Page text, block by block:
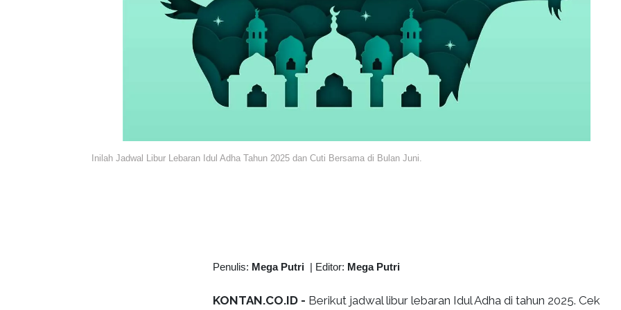
Inilah Jadwal Libur Lebaran Idul Adha Tahun 2025 dan Cuti Bersama di Bulan Juni.
Penulis: Mega Putri | Editor: Mega Putri
KONTAN.CO.ID - Berikut jadwal libur lebaran Idul Adha di tahun 2025. Cek